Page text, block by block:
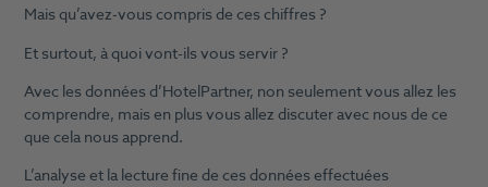
Mais qu’avez-vous compris de ces chiffres ?
Et surtout, à quoi vont-ils vous servir ?
Avec les données d’HotelPartner, non seulement vous allez les
comprendre, mais en plus vous allez discuter avec nous de ce
que cela nous apprend.
L’analyse et la lecture fine de ces données effectuées